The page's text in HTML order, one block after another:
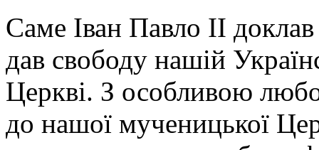
Саме Іван Павло II
дав свободу нашій
Церкві. З особливою
до нашої мученицької